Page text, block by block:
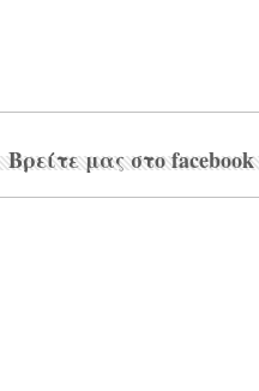
Βρείτε μας στο facebook